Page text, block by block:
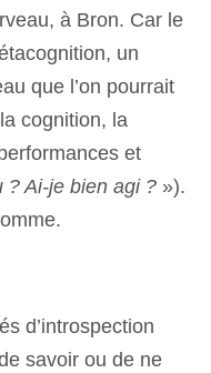
à Bron. Car le
un
que l’on pourrait
cognition, la
et
? Ai-je bien agi ? »).
d’introspection
savoir ou de ne